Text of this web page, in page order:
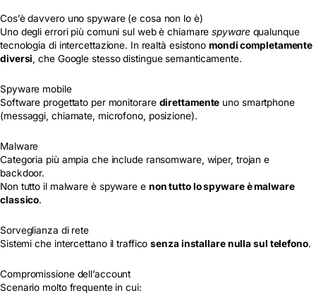
Cos’è davvero uno spyware (e cosa non lo è)
Uno degli errori più comuni sul web è chiamarespyware qualunque
tecnologia di intercettazione. In realtà esistono mondi completamente
diversi , che Google stesso distingue semanticamente.
Spyware mobile
Software progettato per monitorare direttamente uno smartphone
(messaggi, chiamate, microfono, posizione).
Malware
Categoria più ampia che include ransomware, wiper, trojan e
backdoor.
Non tutto il malware è spyware e non tutto lo spyware è malware
classico.
Sorveglianza di rete
Sistemi che intercettano il trafficosenza installare nulla sul telefono.
Compromissione dell’account
Scenario molto frequente in cui: